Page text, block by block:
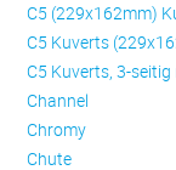
C5 (229x162mm)
C5 Kuverts
C5 Kuverts, 3-
Channel
Chromy
Chute